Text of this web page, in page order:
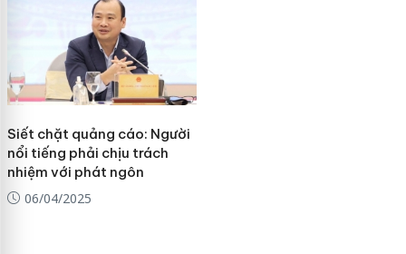
Siết chặt quảng cáo: Người
nổi tiếng phải chịu trách
nhiệm với phát ngôn
06/04/2025